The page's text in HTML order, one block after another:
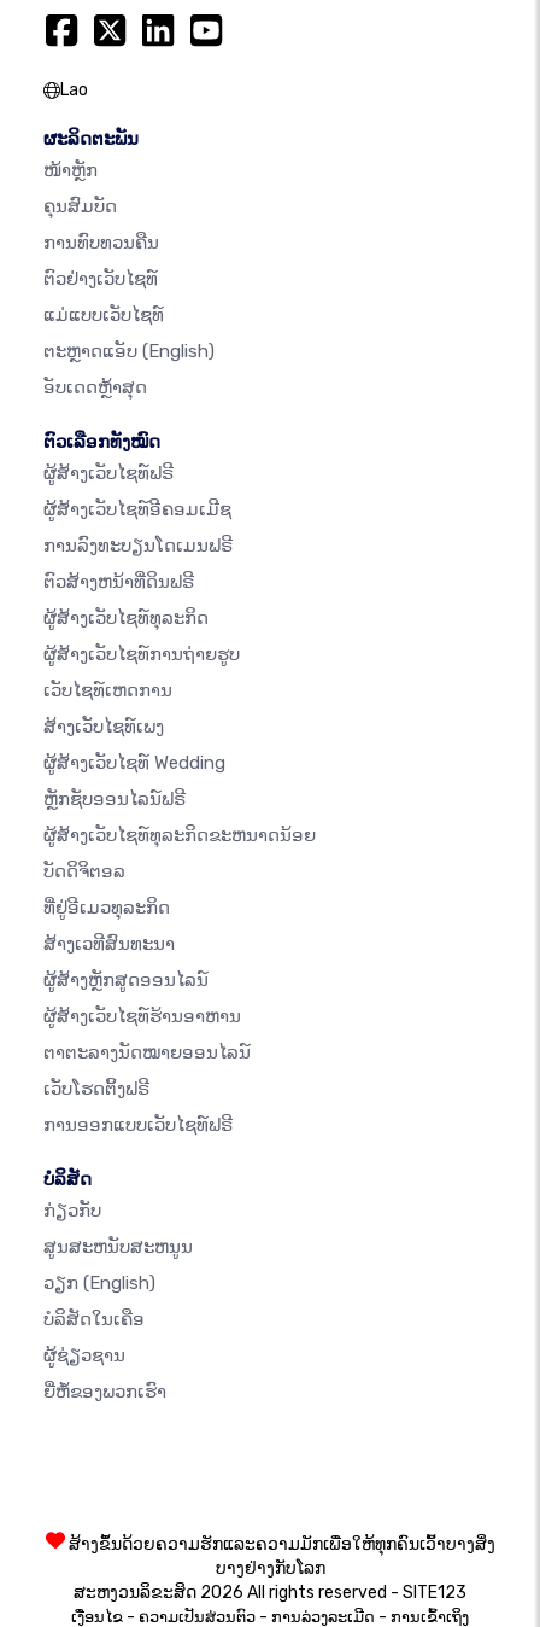
Lao
ຜະລິດຕະພັນ
ໜ້າຫຼັກ
ຄຸນສົມບັດ
ການທົບທວນຄືນ
ຕົວຢ່າງເວັບໄຊທ໌
ແມ່ແບບເວັບໄຊທ໌
ຕະຫຼາດແອັບ (English)
ອັບເດດຫຼ້າສຸດ
ຕົວເລືອກທັງໝົດ
ຜູ້ສ້າງເວັບໄຊທ໌ຟຣີ
ຜູ້ສ້າງເວັບໄຊທ໌ອີຄອມເມີຊ
ການລົງທະບຽນໂດເມນຟຣີ
ຕົວສ້າງຫນ້າທີ່ດິນຟຣີ
ຜູ້ສ້າງເວັບໄຊທ໌ທຸລະກິດ
ຜູ້ສ້າງເວັບໄຊທ໌ການຖ່າຍຮູບ
ເວັບໄຊທ໌ເຫດການ
ສ້າງເວັບໄຊທ໌ເພງ
ຜູ້ສ້າງເວັບໄຊທ໌ Wedding
ຫຼັກຊັບອອນໄລນ໌ຟຣີ
ຜູ້ສ້າງເວັບໄຊທ໌ທຸລະກິດຂະຫນາດນ້ອຍ
ບັດດິຈິຕອລ
ທີ່ຢູ່ອີເມວທຸລະກິດ
ສ້າງເວທີສົນທະນາ
ຜູ້ສ້າງຫຼັກສູດອອນໄລນ໌
ຜູ້ສ້າງເວັບໄຊທ໌ຮ້ານອາຫານ
ຕາຕະລາງນັດໝາຍອອນໄລນ໌
ເວັບໂຮດຕິ້ງຟຣີ
ການອອກແບບເວັບໄຊທ໌ຟຣີ
ບໍລິສັດ
ກ່ຽວກັບ
ສູນສະຫນັບສະຫນູນ
ວຽກ (English)
ບໍລິສັດໃນເຄືອ
ຜູ້ຊ່ຽວຊານ
ຍີ່ຫໍ້ຂອງພວກເຮົາ
ສ້າງຂຶ້ນດ້ວຍຄວາມຮັກແລະຄວາມມັກເພື່ອໃຫ້ທຸກຄົນເວົ້າບາງສິ່ງ
ບາງຢ່າງກັບໂລກ
ສະຫງວນລິຂະສິດ 2026 All rights reserved - SITE123
ເງື່ອນໄຂ - ຄວາມເປັນສ່ວນຕົວ - ການລ່ວງລະເມີດ - ການເຂົ້າເຖິງ